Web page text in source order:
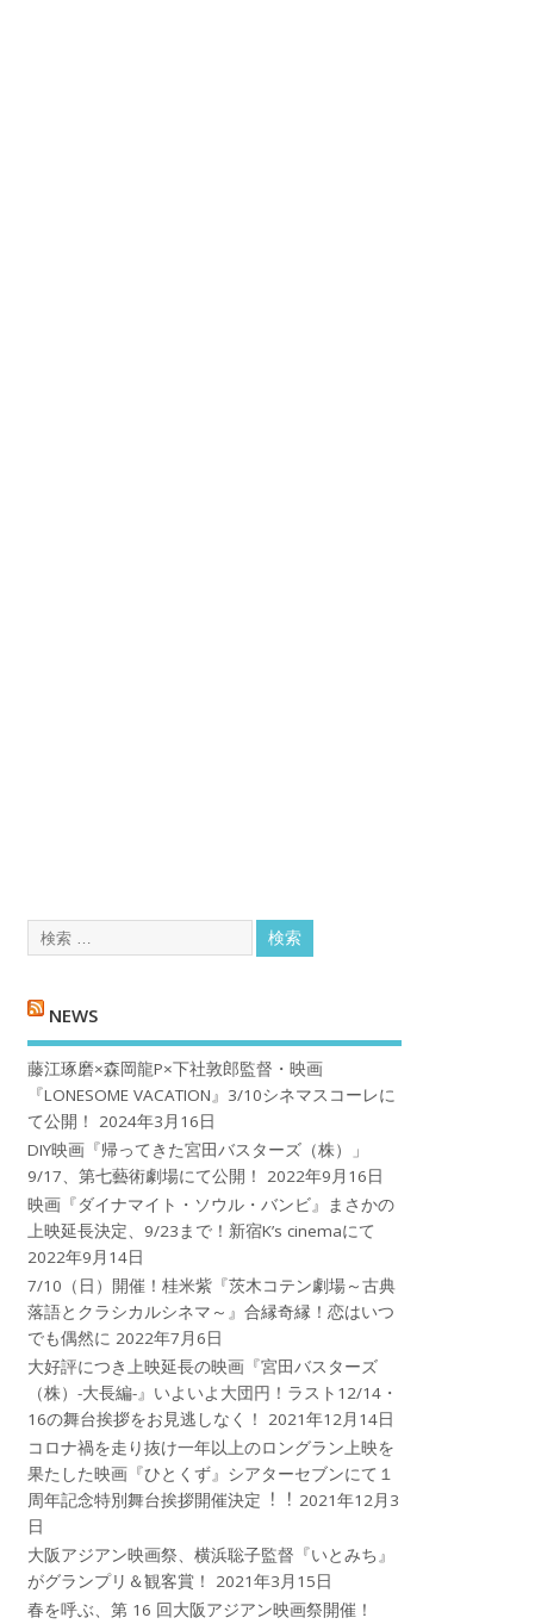
NEWS
藤江琢磨×森岡龍P×下社敦郎監督・映画
『LONESOME VACATION』3/10シネマスコーレに
て公開！
2024年3月16日
DIY映画『帰ってきた宮田バスターズ（株）」
9/17、第七藝術劇場にて公開！
2022年9月16日
映画『ダイナマイト・ソウル・バンビ』まさかの
上映延長決定、9/23まで！新宿K’s cinemaにて
2022年9月14日
7/10（日）開催！桂米紫『茨木コテン劇場～古典
落語とクラシカルシネマ～』合縁奇縁！恋はいつ
でも偶然に 2022年7月6日
大好評につき上映延長の映画『宮田バスターズ
（株）-大長編-』いよいよ大団円！ラスト12/14・
16の舞台挨拶をお見逃しなく！
2021年12月14日
コロナ禍を⾛り抜け⼀年以上のロングラン上映を
果たした映画『ひとくず』シアターセブンにて１
周年記念特別舞台挨拶開催決定︕︕ 2021年12月3
日
大阪アジアン映画祭、横浜聡子監督『いとみち』
がグランプリ＆観客賞！
2021年3月15日
春を呼ぶ、第 16 回大阪アジアン映画祭開催！